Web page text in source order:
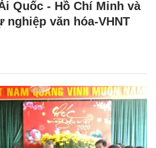
Quốc - Hồ Chí Minh và
nghiệp văn hóa-VHNT